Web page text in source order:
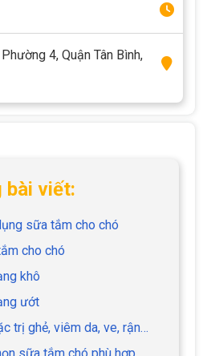
bài viết:
sữa tắm cho chó
cho chó
khô
ướt
trị ghẻ, viêm da, ve, rận…
4, Quận Tân Bình,